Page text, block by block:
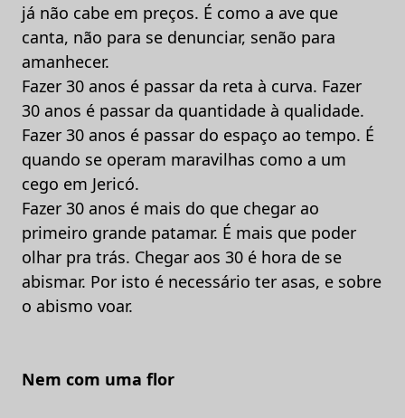
já não cabe em preços. É como a ave que
canta, não para se denunciar, senão para
amanhecer.
Fazer 30 anos é passar da reta à curva. Fazer
30 anos é passar da quantidade à qualidade.
Fazer 30 anos é passar do espaço ao tempo. É
quando se operam maravilhas como a um
cego em Jericó.
Fazer 30 anos é mais do que chegar ao
primeiro grande patamar. É mais que poder
olhar pra trás. Chegar aos 30 é hora de se
abismar. Por isto é necessário ter asas, e sobre
o abismo voar.
Nem com uma flor